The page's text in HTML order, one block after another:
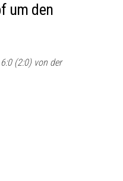
um den
(2:0) von der